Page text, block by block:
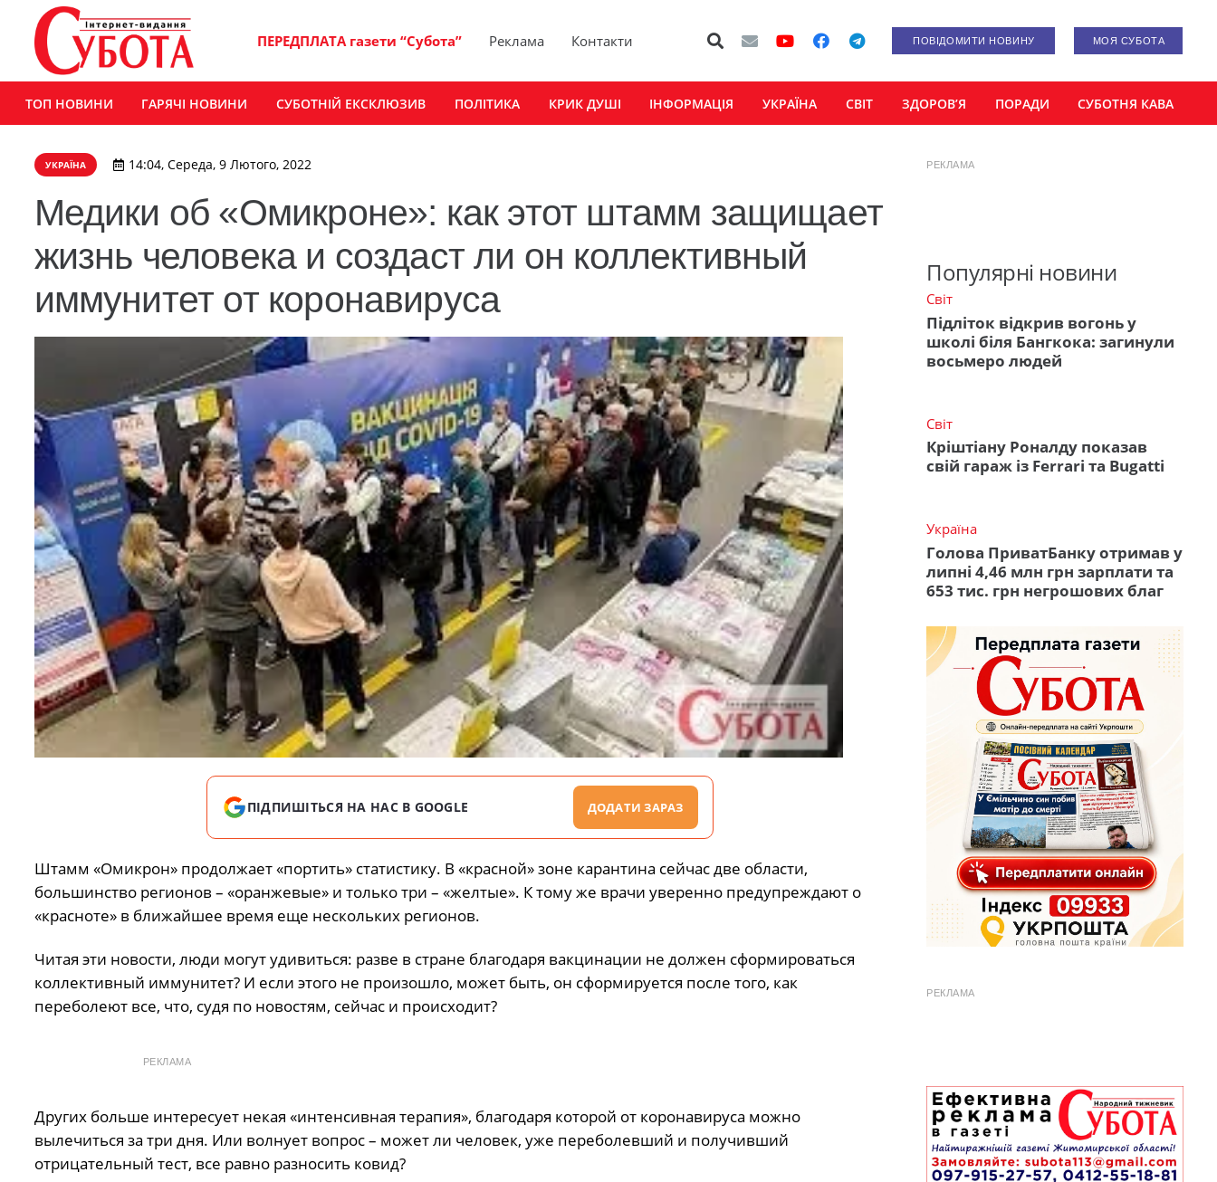
ПЕРЕДПЛАТА газети “Субота” Реклама Контакти ПОВІДОМИТИ НОВИНУ МОЯ СУБОТА
ТОП НОВИНИ ГАРЯЧІ НОВИНИ СУБОТНІЙ ЕКСКЛЮЗИВ ПОЛІТИКА КРИК ДУШІ ІНФОРМАЦІЯ УКРАЇНА СВІТ ЗДОРОВ’Я ПОРАДИ СУБОТНЯ КАВА
УКРАЇНА 14:04, Середа, 9 Лютого, 2022
Медики об «Омикроне»: как этот штамм защищает
жизнь человека и создаст ли он коллективный
иммунитет от коронавируса
ПІДПИШІТЬСЯ НА НАС В GOOGLE ДОДАТИ ЗАРАЗ
Штамм «Омикрон» продолжает «портить» статистику. В «красной» зоне карантина сейчас две области,
большинство регионов – «оранжевые» и только три – «желтые». К тому же врачи уверенно предупреждают о
«красноте» в ближайшее время еще нескольких регионов.
Читая эти новости, люди могут удивиться: разве в стране благодаря вакцинации не должен сформироваться
коллективный иммунитет? И если этого не произошло, может быть, он сформируется после того, как
переболеют все, что, судя по новостям, сейчас и происходит?
РЕКЛАМА
Других больше интересует некая «интенсивная терапия», благодаря которой от коронавируса можно
вылечиться за три дня. Или волнует вопрос – может ли человек, уже переболевший и получивший
отрицательный тест, все равно разносить ковид?
РЕКЛАМА
Популярні новини
Світ
Підліток відкрив вогонь у
школі біля Бангкока: загинули
восьмеро людей
Світ
Кріштіану Роналду показав
свій гараж із Ferrari та Bugatti
Україна
Голова ПриватБанку отримав у
липні 4,46 млн грн зарплати та
653 тис. грн негрошових благ
РЕКЛАМА